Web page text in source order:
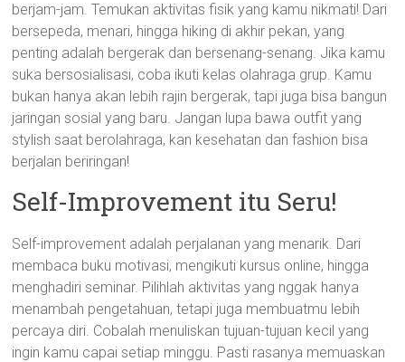
berjam-jam. Temukan aktivitas fisik yang kamu nikmati! Dari
bersepeda, menari, hingga hiking di akhir pekan, yang
penting adalah bergerak dan bersenang-senang. Jika kamu
suka bersosialisasi, coba ikuti kelas olahraga grup. Kamu
bukan hanya akan lebih rajin bergerak, tapi juga bisa bangun
jaringan sosial yang baru. Jangan lupa bawa outfit yang
stylish saat berolahraga, kan kesehatan dan fashion bisa
berjalan beriringan!
Self-Improvement itu Seru!
Self-improvement adalah perjalanan yang menarik. Dari
membaca buku motivasi, mengikuti kursus online, hingga
menghadiri seminar. Pilihlah aktivitas yang nggak hanya
menambah pengetahuan, tetapi juga membuatmu lebih
percaya diri. Cobalah menuliskan tujuan-tujuan kecil yang
ingin kamu capai setiap minggu. Pasti rasanya memuaskan